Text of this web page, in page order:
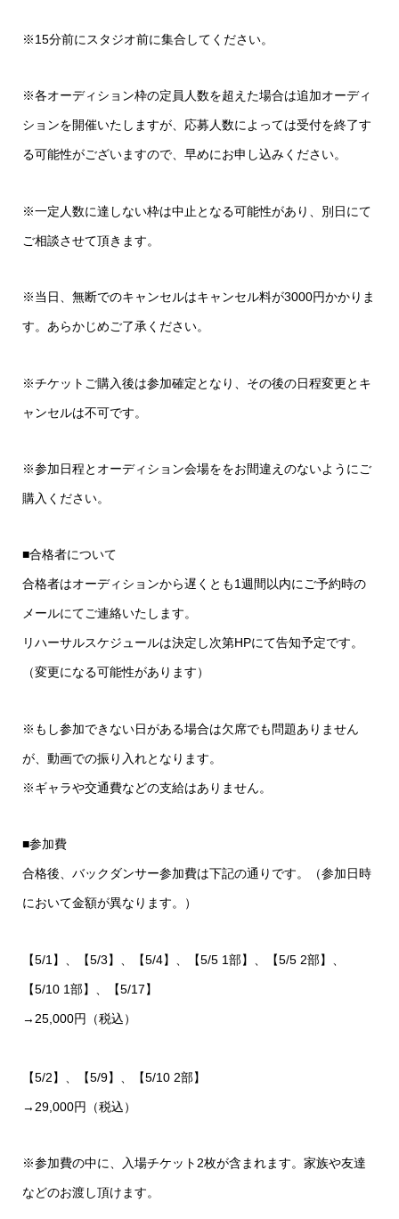
※15分前にスタジオ前に集合してください。
※各オーディション枠の定員人数を超えた場合は追加オーディ
ションを開催いたしますが、応募人数によっては受付を終了す
る可能性がございますので、早めにお申し込みください。
※一定人数に達しない枠は中止となる可能性があり、別日にて
ご相談させて頂きます。
※当日、無断でのキャンセルはキャンセル料が3000円かかりま
す。あらかじめご了承ください。
※チケットご購入後は参加確定となり、その後の日程変更とキ
ャンセルは不可です。
※参加日程とオーディション会場ををお間違えのないようにご
購入ください。
■合格者について
合格者はオーディションから遅くとも1週間以内にご予約時の
メールにてご連絡いたします。
リハーサルスケジュールは決定し次第HPにて告知予定です。
（変更になる可能性があります）
※もし参加できない日がある場合は欠席でも問題ありません
が、動画での振り入れとなります。
※ギャラや交通費などの支給はありません。
■参加費
合格後、バックダンサー参加費は下記の通りです。（参加日時
において金額が異なります。）
【5/1】、【5/3】、【5/4】、【5/5 1部】、【5/5 2部】、
【5/10 1部】、【5/17】
→25,000円（税込）
【5/2】、【5/9】、【5/10 2部】
→29,000円（税込）
※参加費の中に、入場チケット2枚が含まれます。家族や友達
などのお渡し頂けます。